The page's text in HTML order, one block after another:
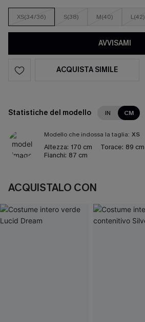
XS(34/36) S(38) M(40) L(42)
AVVISAMI
ACQUISTA SIMILE
Statistiche del modello IN CM
Modello che indossa la taglia: XS
Altezza: 170 cm Torace: 89 cm
Fianchi: 87 cm
ACQUISTALO CON